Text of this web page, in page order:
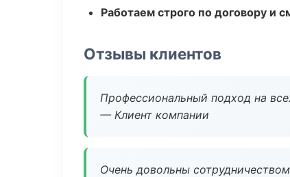
Работаем строго по договору и
Отзывы клиентов
Профессиональный подход на
— Клиент компании
Очень довольны